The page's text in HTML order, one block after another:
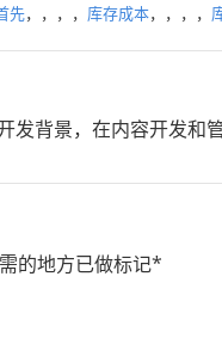
先，，，， 库存成本，，，，
发背景，在内容开发和
的地方已做标记*